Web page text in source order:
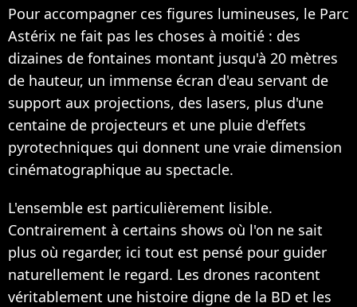
Pour accompagner ces figures lumineuses, le Parc
Astérix ne fait pas les choses à moitié : des
dizaines de fontaines montant jusqu'à 20 mètres
de hauteur, un immense écran d'eau servant de
support aux projections, des lasers, plus d'une
centaine de projecteurs et une pluie d'effets
pyrotechniques qui donnent une vraie dimension
cinématographique au spectacle.
L'ensemble est particulièrement lisible.
Contrairement à certains shows où l'on ne sait
plus où regarder, ici tout est pensé pour guider
naturellement le regard. Les drones racontent
véritablement une histoire digne de la BD et les